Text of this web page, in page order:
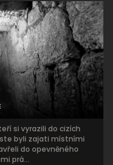
si vyrazili do cizích
byli zajati místními
do opevněného
prá...